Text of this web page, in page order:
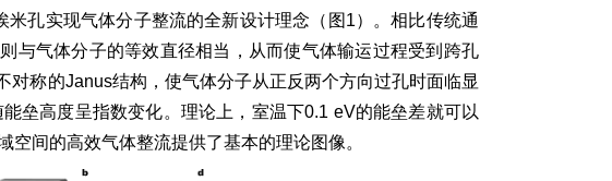
孔实现气体分子整流的全新设计理念（图1）。相比传统通
与气体分子的等效直径相当，从而使气体输运过程受到跨孔
称的Janus结构，使气体分子从正反两个方向过孔时面临显
垒高度呈指数变化。理论上，室温下0.1 eV的能垒差就可以
间的高效气体整流提供了基本的理论图像。